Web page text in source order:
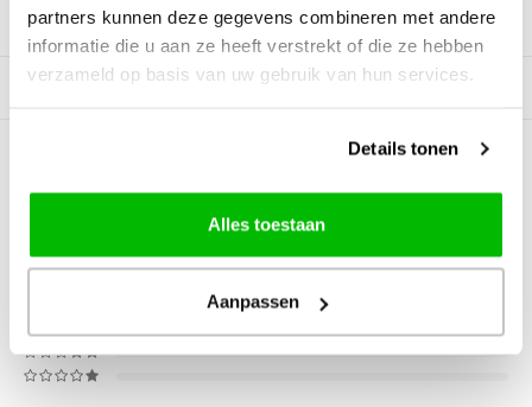
partners kunnen deze gegevens combineren met andere
informatie die u aan ze heeft verstrekt of die ze hebben
verzameld op basis van uw gebruik van hun services.
Details tonen
Alles toestaan
Aanpassen
Productomschrijving
Gerelateerde producten
BEOORDELINGEN